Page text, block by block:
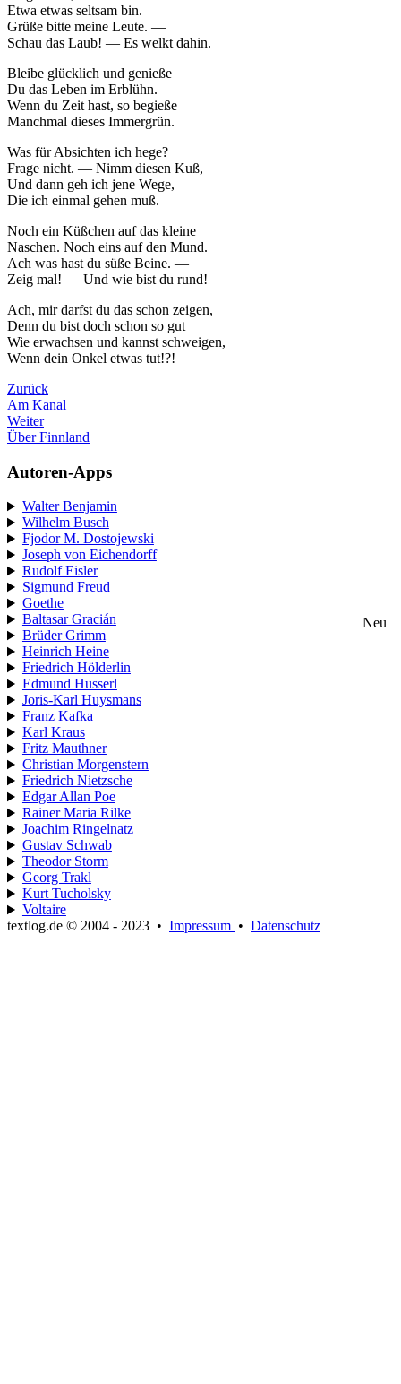
Etwa etwas seltsam bin.
Grüße bitte meine Leute. —
Schau das Laub! — Es welkt dahin.
Bleibe glücklich und genieße
Du das Leben im Erblühn.
Wenn du Zeit hast, so begieße
Manchmal dieses Immergrün.
Was für Absichten ich hege?
Frage nicht. — Nimm diesen Kuß,
Und dann geh ich jene Wege,
Die ich einmal gehen muß.
Noch ein Küßchen auf das kleine
Naschen. Noch eins auf den Mund.
Ach was hast du süße Beine. —
Zeig mal! — Und wie bist du rund!
Ach, mir darfst du das schon zeigen,
Denn du bist doch schon so gut
Wie erwachsen und kannst schweigen,
Wenn dein Onkel etwas tut!?!
Zurück
Am Kanal
Weiter
Über Finnland
Autoren-Apps
Walter Benjamin
Wilhelm Busch
Fjodor M. Dostojewski
Joseph von Eichendorff
Rudolf Eisler
Sigmund Freud
Goethe
Baltasar Gracián
Neu
Brüder Grimm
Heinrich Heine
Friedrich Hölderlin
Edmund Husserl
Joris-Karl Huysmans
Franz Kafka
Karl Kraus
Fritz Mauthner
Christian Morgenstern
Friedrich Nietzsche
Edgar Allan Poe
Rainer Maria Rilke
Joachim Ringelnatz
Gustav Schwab
Theodor Storm
Georg Trakl
Kurt Tucholsky
Voltaire
textlog.de © 2004 - 2023 • Impressum • Datenschutz